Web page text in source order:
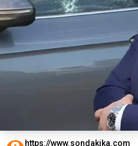
https://www.sondakika.com